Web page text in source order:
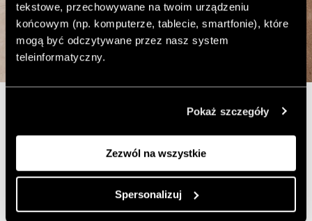
tekstowe, przechowywane na twoim urządzeniu
końcowym (np. komputerze, tablecie, smartfonie), które
mogą być odczytywane przez nasz system
teleinformatyczny.
Pokaż szczegóły
Zezwól na wszystkie
Spersonalizuj
papierowymi i mlecznoszklanymi kloszami, emitujące
miękkie światło. Kompozycję wzbogacają również
rozmieszczone na ścianach grafiki autorstwa właścicielki
mieszkania, graficzki Julii Sokólskiej (